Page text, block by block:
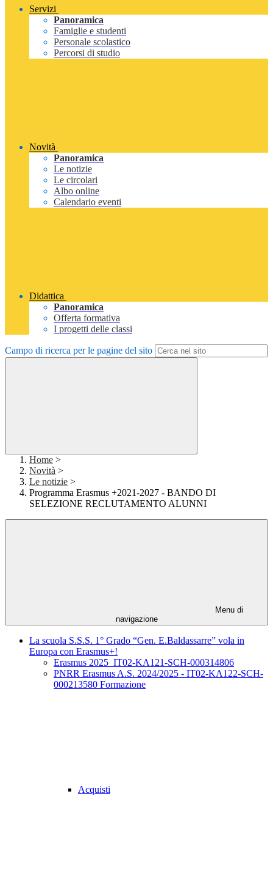
Servizi
Panoramica
Famiglie e studenti
Personale scolastico
Percorsi di studio
Novità
Panoramica
Le notizie
Le circolari
Albo online
Calendario eventi
Didattica
Panoramica
Offerta formativa
I progetti delle classi
Campo di ricerca per le pagine del sito
Home >
Novità >
Le notizie >
Programma Erasmus +2021-2027 - BANDO DI
SELEZIONE RECLUTAMENTO ALUNNI
Menu di
navigazione
La scuola S.S.S. 1° Grado “Gen. E.Baldassarre” vola in
Europa con Erasmus+!
Erasmus 2025_IT02-KA121-SCH-000314806
PNRR Erasmus A.S. 2024/2025 - IT02-KA122-SCH-
000213580 Formazione
Acquisti